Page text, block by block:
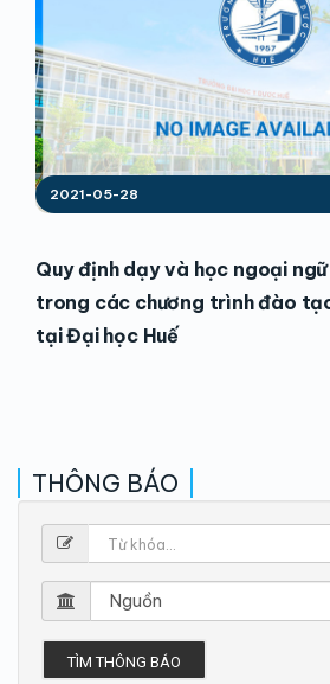
2021-05-28
Quy định dạy và học ngoại
trong các chương trình đào
tại Đại học Huế
THÔNG BÁO
TÌM THÔNG BÁO